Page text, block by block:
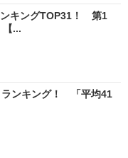
ンキングTOP31！ 第1
【...
ランキング！ 「平均41